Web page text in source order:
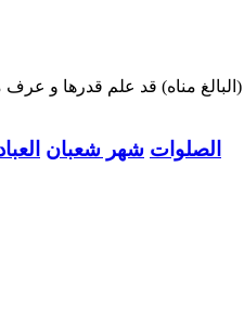
مناه) قد علم قدرها و عرف
الصلوات شهر شعبان